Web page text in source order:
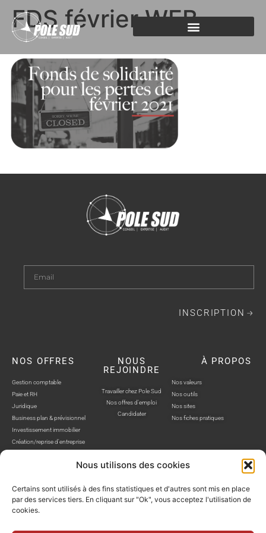
Nous utilisons des cookies
Certains sont utilisés à des fins statistiques et d'autres sont mis en place
par des services tiers. En cliquant sur "Ok", vous acceptez l'utilisation de
cookies.
FDS février WEB
INSCRIPTION
NOS OFFRES
Gestion comptable
Paie et RH
Juridique
Business plan & prévisionnel
Investissement immobilier
Création/reprise d'entreprise
NOUS
REJOINDRE
Travailler chez Pole Sud
Nos offres d'emploi
Candidater
À PROPOS
Nos valeurs
Nos outils
Nos sites
Nos fiches pratiques
POLE SUD, TOUS DROITS RÉSERVÉS © SITE WEB RÉALISÉ PAR AUSTRA
Politique de confidentialitéMentions légalesGestion cookies